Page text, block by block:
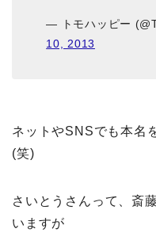
— トモハッピー
10, 2013
ネットやSNSでも本名
(笑)
さいとうさんって、斎
いますが